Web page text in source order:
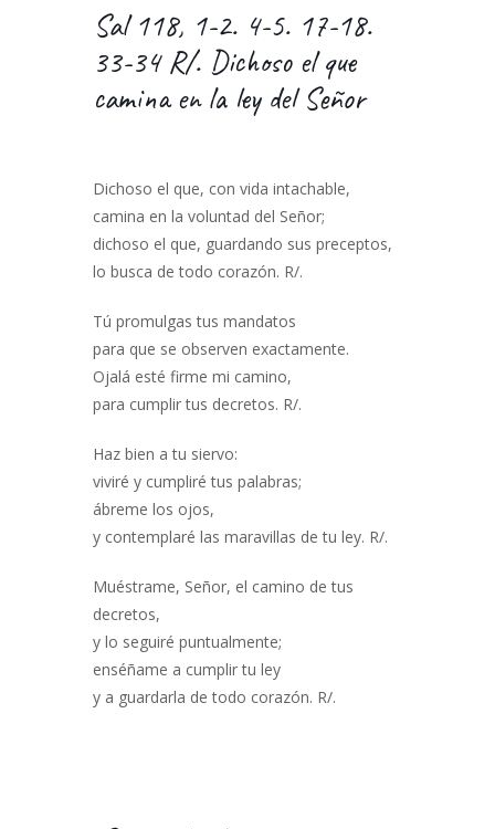
Sal 118, 1-2. 4-5. 17-18.
33-34 R/. Dichoso el que
camina en la ley del Señor
Dichoso el que, con vida intachable,
camina en la voluntad del Señor;
dichoso el que, guardando sus preceptos,
lo busca de todo corazón. R/.
Tú promulgas tus mandatos
para que se observen exactamente.
Ojalá esté firme mi camino,
para cumplir tus decretos. R/.
Haz bien a tu siervo:
viviré y cumpliré tus palabras;
ábreme los ojos,
y contemplaré las maravillas de tu ley. R/.
Muéstrame, Señor, el camino de tus
decretos,
y lo seguiré puntualmente;
enséñame a cumplir tu ley
y a guardarla de todo corazón. R/.